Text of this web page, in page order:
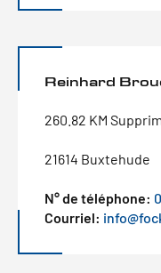
Reinhard
260.82 KM
21614 Buxtehude
N° de téléphone:
Courriel: